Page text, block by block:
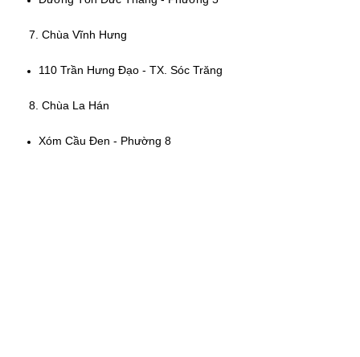
6. Chùa Kh’Leang
Đường Tôn Đức Thắng - Phường 5